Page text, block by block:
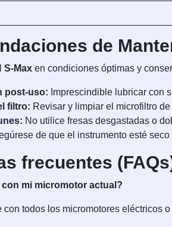
de
S-Max en condiciones óptimas y
post-uso: Imprescindible lubricar con
filtro: Revisar y limpiar el microfiltro
No utilice fresas desgastadas o
de que el instrumento esté
frecuentes
mi micromotor actual?
con todos los micromotores eléctricos